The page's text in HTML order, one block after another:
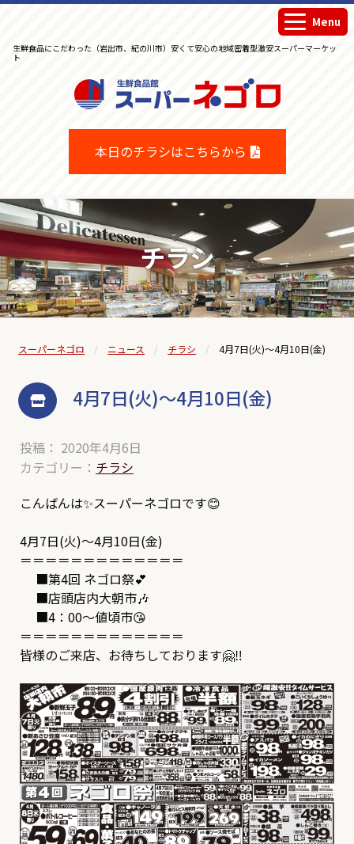
生鮮食品にこだわった（岩出市、紀の川市）安くて安心の地域密着型激安スーパーマーケッ
ト
本日のチラシはこちらから
Menu
チラシ
スーパーネゴロ ニュース チラシ 4月7日(火)～4月10日(金)
4月7日(火)～4月10日(金)
投稿： 2020年4月6日
カテゴリー： チラシ
こんばんは✨スーパーネゴロです😊
4月7日(火)～4月10日(金)
＝＝＝＝＝＝＝＝＝＝＝＝＝
■第4回 ネゴロ祭💕
■店頭店内大朝市🎶
■4：00～値頃市😘
＝＝＝＝＝＝＝＝＝＝＝＝＝
皆様のご来店、お待ちしております🤗‼